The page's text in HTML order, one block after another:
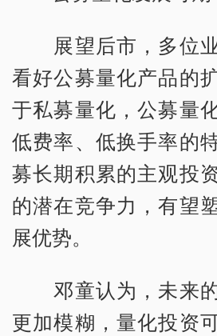
展望后市，多位业
看好公募量化产品的
于私募量化，公募量
低费率、低换手率的
募长期积累的主观投
的潜在竞争力，有望
展优势。
邓童认为，未来的
更加模糊，量化投资